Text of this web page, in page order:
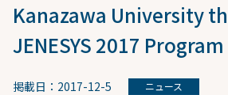
Kanazawa University
JENESYS 2017 Program
掲載日：2017-12-5 ニュース